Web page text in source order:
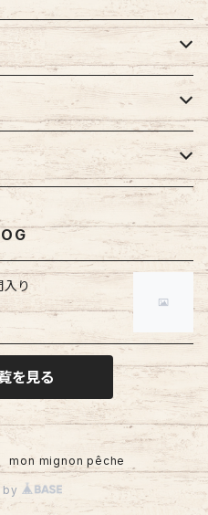
り
を見る
mon mignon pêche
by